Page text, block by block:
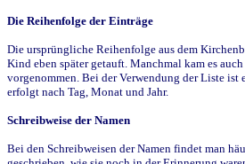
Die Reihenfolge der Einträge
Die ursprüngliche Reihenfolge aus dem
Kind eben später getauft. Manchmal kam es
vorgenommen. Bei der Verwendung der Liste
erfolgt nach Tag, Monat und Jahr.
Schreibweise der Namen
Bei den Schreibweisen der Namen findet man